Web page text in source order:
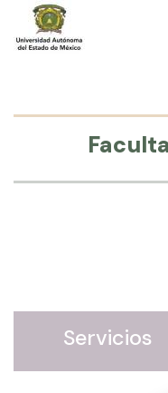
Servicios